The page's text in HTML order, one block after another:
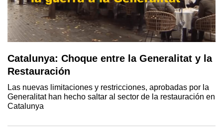
Catalunya: Choque entre la Generalitat y la
Restauración
Las nuevas limitaciones y restricciones, aprobadas por la
Generalitat han hecho saltar al sector de la restauración en
Catalunya